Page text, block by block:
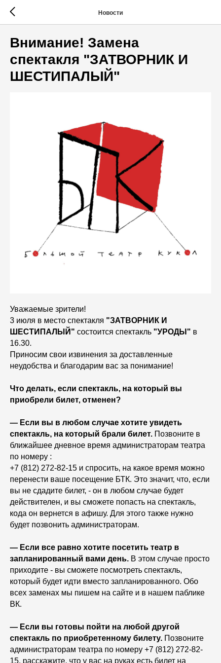
Новости
Внимание! Замена
спектакля "ЗАТВОРНИК И
ШЕСТИПАЛЫЙ"
Уважаемые зрители!
3 июля в место спектакля "ЗАТВОРНИК И
ШЕСТИПАЛЫЙ" состоится спектакль "УРОДЫ" в
16.30.
Приносим свои извинения за доставленные
неудобства и благодарим вас за понимание!
Что делать, если спектакль, на который вы
приобрели билет, отменен?
— Если вы в любом случае хотите увидеть
спектакль, на который брали билет. Позвоните в
ближайшее дневное время администраторам театра
по номеру :
+7 (812) 272-82-15 и спросить, на какое время можно
перенести ваше посещение БТК. Это значит, что, если
вы не сдадите билет, - он в любом случае будет
действителен, и вы сможете попасть на спектакль,
кода он вернется в афишу. Для этого также нужно
будет позвонить администраторам.
— Если все равно хотите посетить театр в
запланированный вами день. В этом случае просто
приходите - вы сможете посмотреть спектакль,
который будет идти вместо запланированного. Обо
всех заменах мы пишем на сайте и в нашем паблике
ВК.
— Если вы готовы пойти на любой другой
спектакль по приобретенному билету. Позвоните
администраторам театра по номеру +7 (812) 272-82-
15, расскажите, что у вас на руках есть билет на